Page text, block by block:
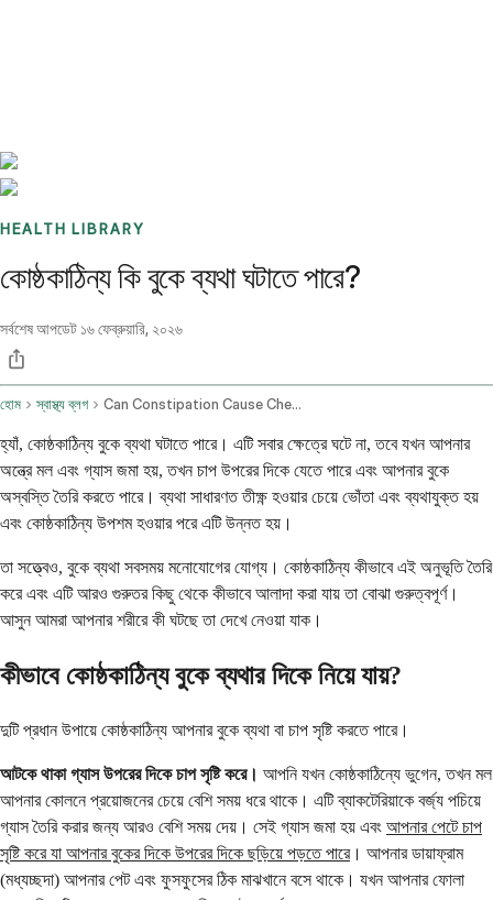
HEALTH LIBRARY
কোষ্ঠকাঠিন্য কি বুকে ব্যথা ঘটাতে পারে?
সর্বশেষ আপডেট ১৬ ফেব্রুয়ারি, ২০২৬
হোম স্বাস্থ্য ব্লগ Can Constipation Cause Chest Pain
হ্যাঁ, কোষ্ঠকাঠিন্য বুকে ব্যথা ঘটাতে পারে। এটি সবার ক্ষেত্রে ঘটে না, তবে যখন আপনার
অন্ত্রে মল এবং গ্যাস জমা হয়, তখন চাপ উপরের দিকে যেতে পারে এবং আপনার বুকে
অস্বস্তি তৈরি করতে পারে। ব্যথা সাধারণত তীক্ষ্ণ হওয়ার চেয়ে ভোঁতা এবং ব্যথাযুক্ত হয়
এবং কোষ্ঠকাঠিন্য উপশম হওয়ার পরে এটি উন্নত হয়।
তা সত্ত্বেও, বুকে ব্যথা সবসময় মনোযোগের যোগ্য। কোষ্ঠকাঠিন্য কীভাবে এই অনুভূতি তৈরি
করে এবং এটি আরও গুরুতর কিছু থেকে কীভাবে আলাদা করা যায় তা বোঝা গুরুত্বপূর্ণ।
আসুন আমরা আপনার শরীরে কী ঘটছে তা দেখে নেওয়া যাক।
কীভাবে কোষ্ঠকাঠিন্য বুকে ব্যথার দিকে নিয়ে যায়?
দুটি প্রধান উপায়ে কোষ্ঠকাঠিন্য আপনার বুকে ব্যথা বা চাপ সৃষ্টি করতে পারে।
আটকে থাকা গ্যাস উপরের দিকে চাপ সৃষ্টি করে। আপনি যখন কোষ্ঠকাঠিন্যে ভুগেন, তখন মল
আপনার কোলনে প্রয়োজনের চেয়ে বেশি সময় ধরে থাকে। এটি ব্যাকটেরিয়াকে বর্জ্য পচিয়ে
গ্যাস তৈরি করার জন্য আরও বেশি সময় দেয়। সেই গ্যাস জমা হয় এবং আপনার পেটে চাপ
সৃষ্টি করে যা আপনার বুকের দিকে উপরের দিকে ছড়িয়ে পড়তে পারে। আপনার ডায়াফ্রাম
(মধ্যচ্ছদা) আপনার পেট এবং ফুসফুসের ঠিক মাঝখানে বসে থাকে। যখন আপনার ফোলা